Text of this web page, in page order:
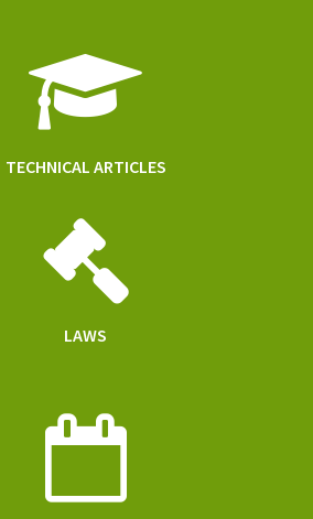
TECHNICAL ARTICLES
LAWS